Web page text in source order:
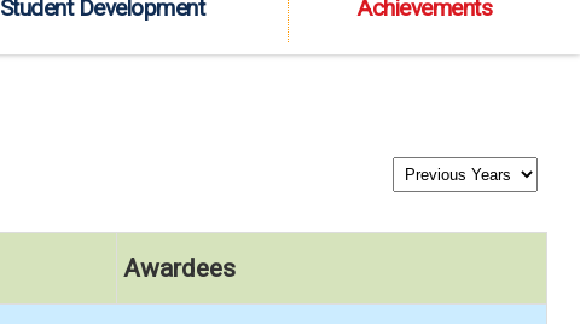
Student Development Achievements
Awardees